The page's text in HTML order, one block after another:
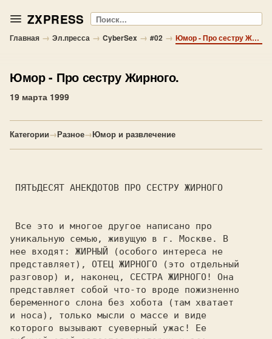
ZXPRESS Поиск
Главная → Эл.пресса → CyberSex → #02 → Юмор - Про сестру Жирного.
Юмор- Про сестру Жирного.
19 марта 1999
Категории→Разное→Юмор и развлечение